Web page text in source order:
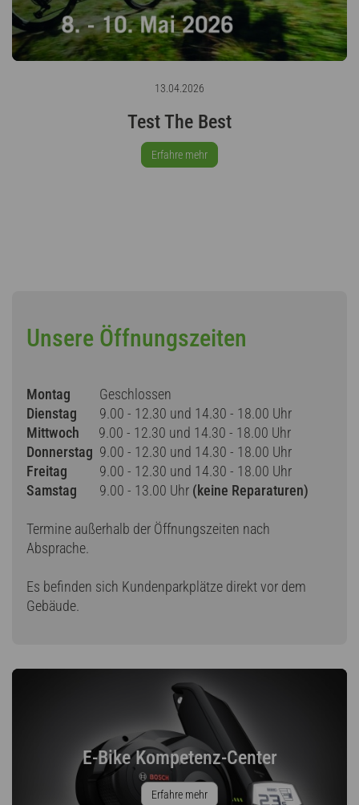
13.04.2026
Test The Best
Erfahre mehr
Unsere Öffnungszeiten
Montag Geschlossen
Dienstag 9.00 - 12.30 und 14.30 - 18.00 Uhr
Mittwoch 9.00 - 12.30 und 14.30 - 18.00 Uhr
Donnerstag 9.00 - 12.30 und 14.30 - 18.00 Uhr
Freitag 9.00 - 12.30 und 14.30 - 18.00 Uhr
Samstag 9.00 - 13.00 Uhr (keine Reparaturen)
Termine außerhalb der Öffnungszeiten nach
Absprache.
Es befinden sich Kundenparkplätze direkt vor dem
Gebäude.
E-Bike Kompetenz-Center
Erfahre mehr